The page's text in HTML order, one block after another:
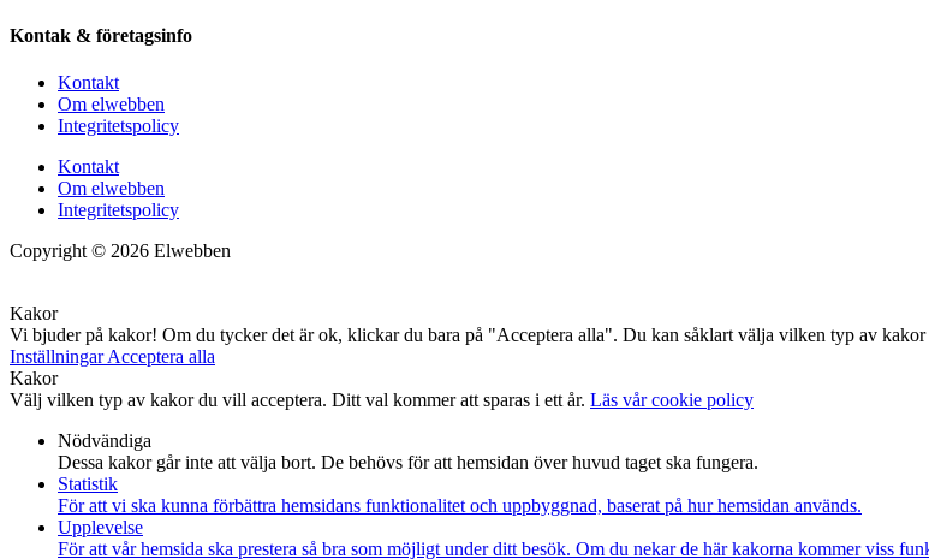
Kontak & företagsinfo
Kontakt
Om elwebben
Integritetspolicy
Kontakt
Om elwebben
Integritetspolicy
Copyright © 2026 Elwebben
Kakor
Vi bjuder på kakor! Om du tycker det är ok, klickar du bara på "Acceptera alla". Du kan såklart välja vilken typ av
InställningarAcceptera alla
Kakor
Välj vilken typ av kakor du vill acceptera. Ditt val kommer att sparas i ett år. Läs vår cookie policy
Nödvändiga
Dessa kakor går inte att välja bort. De behövs för att hemsidan över huvud taget ska fungera.
Statistik
För att vi ska kunna förbättra hemsidans funktionalitet och uppbyggnad, baserat på hur hemsidan används.
Upplevelse
För att vår hemsida ska prestera så bra som möjligt under ditt besök. Om du nekar de här kakorna kommer viss